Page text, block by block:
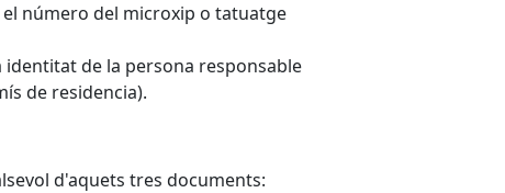
número del microxip o tatuatge
de la persona responsable
de residencia).
d'aquets tres documents: